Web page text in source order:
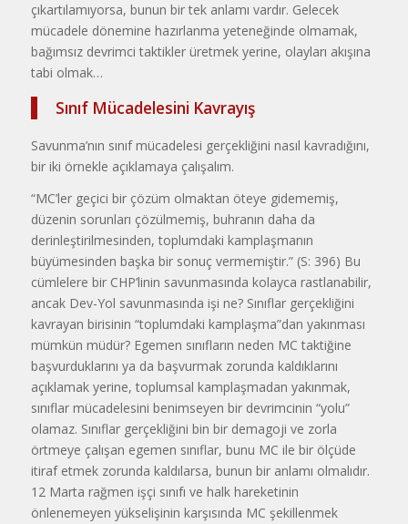
çıkartılamıyorsa, bunun bir tek anlamı vardır. Gelecek
mücadele dönemine hazırlanma yeteneğinde olmamak,
bağımsız devrimci taktikler üretmek yerine, olayları akışına
tabi olmak…
Sınıf Mücadelesini Kavrayış
Savunma’nın sınıf mücadelesi gerçekliğini nasıl kavradığını,
bir iki örnekle açıklamaya çalışalım.
“MC’ler geçici bir çözüm olmaktan öteye gidememiş,
düzenin sorunları çözülmemiş, buhranın daha da
derinleştirilmesinden, toplumdaki kamplaşmanın
büyümesinden başka bir sonuç vermemiştir.” (S: 396) Bu
cümlelere bir CHP’linin savunmasında kolayca rastlanabilir,
ancak Dev-Yol savunmasında işi ne? Sınıflar gerçekliğini
kavrayan birisinin “toplumdaki kamplaşma”dan yakınması
mümkün müdür? Egemen sınıfların neden MC taktiğine
başvurduklarını ya da başvurmak zorunda kaldıklarını
açıklamak yerine, toplumsal kamplaşmadan yakınmak,
sınıflar mücadelesini benimseyen bir devrimcinin “yolu”
olamaz. Sınıflar gerçekliğini bin bir demagoji ve zorla
örtmeye çalışan egemen sınıflar, bunu MC ile bir ölçüde
itiraf etmek zorunda kaldılarsa, bunun bir anlamı olmalıdır.
12 Marta rağmen işçi sınıfı ve halk hareketinin
önlenemeyen yükselişinin karşısında MC şekillenmek